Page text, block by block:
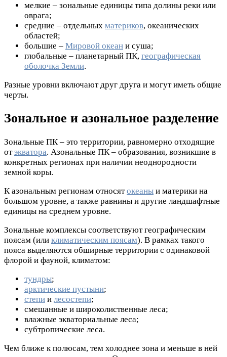
мелкие – зональные единицы типа долины реки или
оврага;
средние – отдельных материков, океанических
областей;
большие – Мировой океан и суша;
глобальные – планетарный ПК, географическая
оболочка Земли.
Разные уровни включают друг друга и могут иметь общие
черты.
Зональное и азональное разделение
Зональные ПК – это территории, равномерно отходящие
отэкватора. Азональные ПК – образования, возникшие в
конкретных регионах при наличии неоднородности
земной коры.
К азональным регионам относятокеаны и материки на
большом уровне, а также равнины и другие ландшафтные
единицы на среднем уровне.
Зональные комплексы соответствуют географическим
поясам (или климатическим поясам). В рамках такого
пояса выделяются обширные территории с одинаковой
флорой и фауной, климатом:
тундры;
арктические пустыни;
степи и лесостепи;
смешанные и широколиственные леса;
влажные экваториальные леса;
субтропические леса.
Чем ближе к полюсам, тем холоднее зона и меньше в ней